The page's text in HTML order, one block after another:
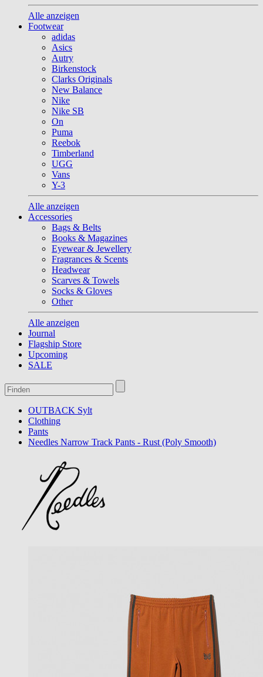
Alle anzeigen
Footwear
adidas
Asics
Autry
Birkenstock
Clarks Originals
New Balance
Nike
Nike SB
On
Puma
Reebok
Timberland
UGG
Vans
Y-3
Alle anzeigen
Accessories
Bags & Belts
Books & Magazines
Eyewear & Jewellery
Fragrances & Scents
Headwear
Scarves & Towels
Socks & Gloves
Other
Alle anzeigen
Journal
Flagship Store
Upcoming
SALE
OUTBACK Sylt
Clothing
Pants
Needles Narrow Track Pants - Rust (Poly Smooth)